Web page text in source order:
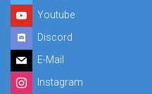
Youtube
Discord
E-Mail
Instagram